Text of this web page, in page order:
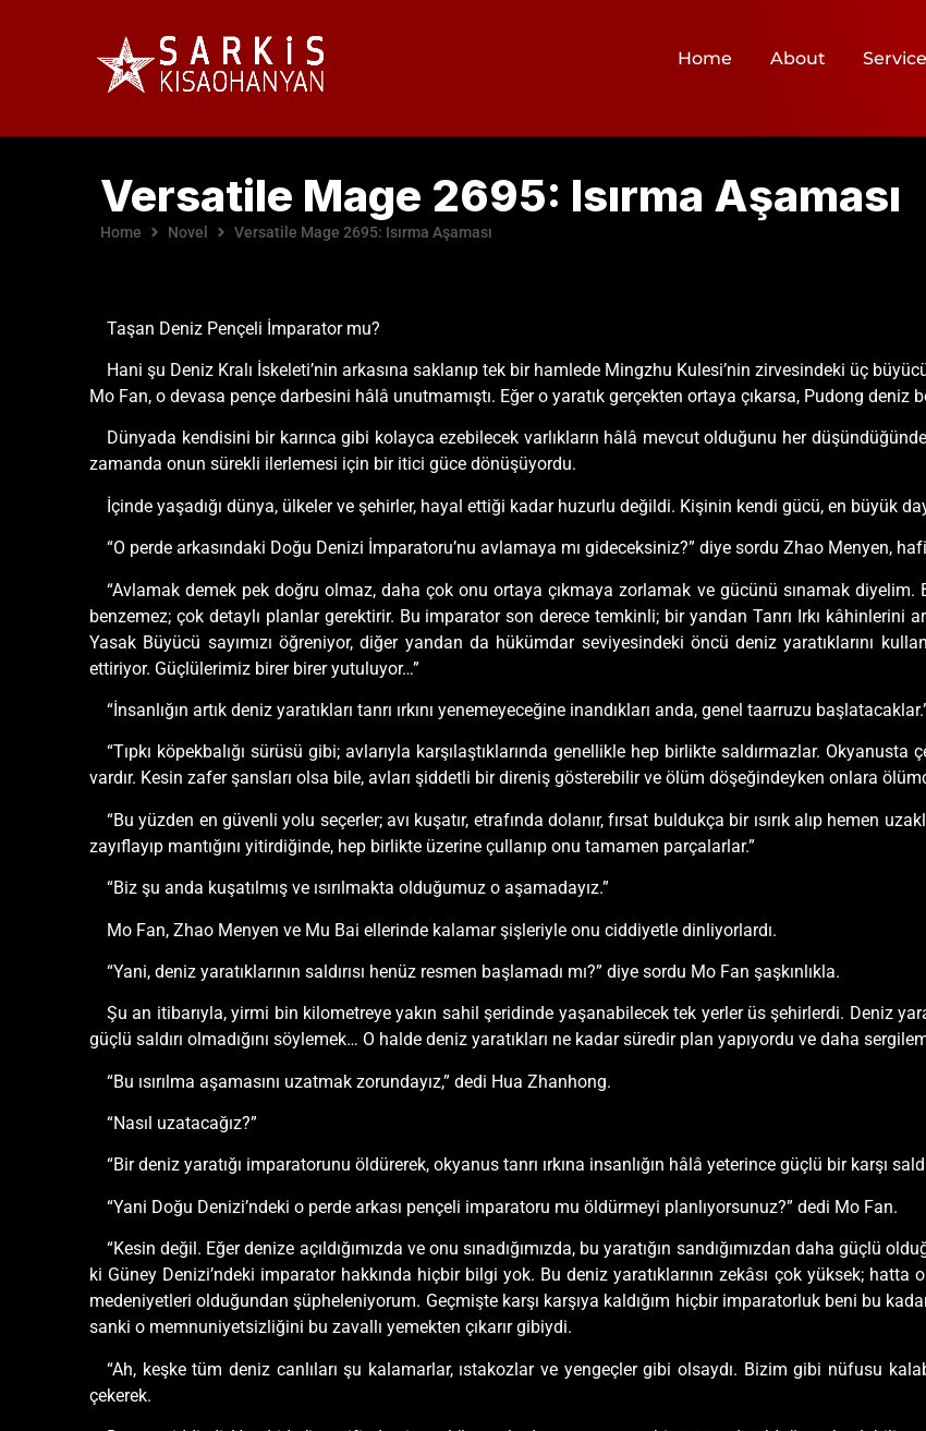
Home About
Versatile Mage 2695: Isırma Aşaması
Home Novel Versatile Mage 2695: Isırma Aşaması
Taşan Deniz Pençeli İmparator mu?
Hani şu Deniz Kralı İskeleti’nin arkasına saklanıp tek bir hamlede Mingzhu Kulesi’nin zirvesindeki üç
Mo Fan, o devasa pençe darbesini hâlâ unutmamıştı. Eğer o yaratık gerçekten ortaya çıkarsa, Pudong deniz
Dünyada kendisini bir karınca gibi kolayca ezebilecek varlıkların hâlâ mevcut olduğunu her
zamanda onun sürekli ilerlemesi için bir itici güce dönüşüyordu.
İçinde yaşadığı dünya, ülkeler ve şehirler, hayal ettiği kadar huzurlu değildi. Kişinin kendi gücü, en büyük
“O perde arkasındaki Doğu Denizi İmparatoru’nu avlamaya mı gideceksiniz?” diye sordu Zhao Menyen,
“Avlamak demek pek doğru olmaz, daha çok onu ortaya çıkmaya zorlamak ve gücünü sınamak
benzemez; çok detaylı planlar gerektirir. Bu imparator son derece temkinli; bir yandan Tanrı Irkı kâhinlerini
Yasak Büyücü sayımızı öğreniyor, diğer yandan da hükümdar seviyesindeki öncü deniz yaratıklarını
ettiriyor. Güçlülerimiz birer birer yutuluyor…”
“İnsanlığın artık deniz yaratıkları tanrı ırkını yenemeyeceğine inandıkları anda, genel taarruzu
“Tıpkı köpekbalığı sürüsü gibi; avlarıyla karşılaştıklarında genellikle hep birlikte saldırmazlar.
vardır. Kesin zafer şansları olsa bile, avları şiddetli bir direniş gösterebilir ve ölüm döşeğindeyken onlara
“Bu yüzden en güvenli yolu seçerler; avı kuşatır, etrafında dolanır, fırsat buldukça bir ısırık alıp hemen
zayıflayıp mantığını yitirdiğinde, hep birlikte üzerine çullanıp onu tamamen parçalarlar.”
“Biz şu anda kuşatılmış ve ısırılmakta olduğumuz o aşamadayız.”
Mo Fan, Zhao Menyen ve Mu Bai ellerinde kalamar şişleriyle onu ciddiyetle dinliyorlardı.
“Yani, deniz yaratıklarının saldırısı henüz resmen başlamadı mı?” diye sordu Mo Fan şaşkınlıkla.
Şu an itibarıyla, yirmi bin kilometreye yakın sahil şeridinde yaşanabilecek tek yerler üs şehirlerdi. Deniz
güçlü saldırı olmadığını söylemek… O halde deniz yaratıkları ne kadar süredir plan yapıyordu ve daha
“Bu ısırılma aşamasını uzatmak zorundayız,” dedi Hua Zhanhong.
“Nasıl uzatacağız?”
“Bir deniz yaratığı imparatorunu öldürerek, okyanus tanrı ırkına insanlığın hâlâ yeterince güçlü bir karşı
“Yani Doğu Denizi’ndeki o perde arkası pençeli imparatoru mu öldürmeyi planlıyorsunuz?” dedi Mo Fan.
“Kesin değil. Eğer denize açıldığımızda ve onu sınadığımızda, bu yaratığın sandığımızdan daha güçlü
ki Güney Denizi’ndeki imparator hakkında hiçbir bilgi yok. Bu deniz yaratıklarının zekâsı çok yüksek;
medeniyetleri olduğundan şüpheleniyorum. Geçmişte karşı karşıya kaldığım hiçbir imparatorluk beni bu
sanki o memnuniyetsizliğini bu zavallı yemekten çıkarır gibiydi.
“Ah, keşke tüm deniz canlıları şu kalamarlar, ıstakozlar ve yengeçler gibi olsaydı. Bizim gibi nüfusu
çekerek.